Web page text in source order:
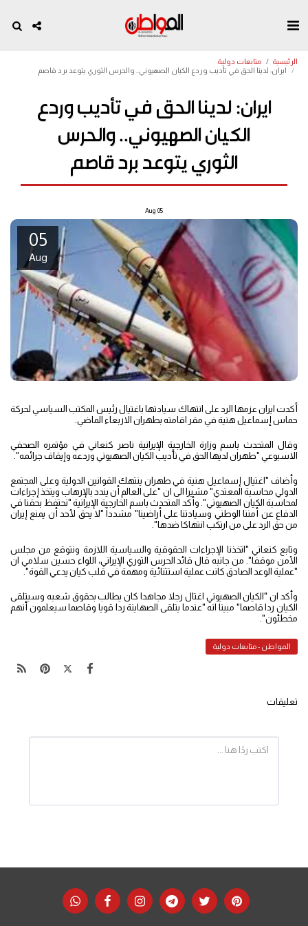
الرئيسية
متابعات دولية
ايران: لدينا الحق في تأديب وردع الكيان الصهيوني.. والحرس الثوري يتوعد برد قاصم
ايران: لدينا الحق في تأديب وردع
الكيان الصهيوني.. والحرس
الثوري يتوعد برد قاصم
05
Aug
05
Aug
أكدت ايران عزمها الرد على انتهاك سيادتها باغتيال رئيس المكتب السياسي لحركة
حماس إسماعيل هنية في مقر اقامته بطهران الاربعاء الماضي.
وقال المتحدث باسم وزارة الخارجية الإيرانية ناصر كنعاني في مؤتمره الصحفي
الاسبوعي "طهران لديها الحق في تأديب الكيان الصهيوني وردعه وإيقاف جرائمه".
وأضاف "اغتيال إسماعيل هنية في طهران ينتهك القوانين الدولية وعلى المجتمع
الدولي محاسبة المعتدي" مشيرا الى ان "على العالم أن يندد بالإرهاب ويتخذ إجراءات
لمحاسبة الكيان الصهيوني". وأكد المتحدث باسم الخارجية الإيرانية "نحتفظ بحقنا في
الدفاع عن أمننا الوطني وسيادتنا على أراضينا" مشدداً "لا يحق لأحد أن يمنع إيران
من حق الرد على من ارتكب انتهاكا ضدها".
وتابع كنعاني "اتخذنا الإجراءات الحقوقية والسياسية اللازمة ونتوقع من مجلس
الأمن موقفا". من جانبه قال قائد الحرس الثوري الإيراني، اللواء حسين سلامي ان
"عملية الوعد الصادق كانت عملية استثنائية ومهمة في قلب كيان يدعي القوة".
وأكد ان "الكيان الصهيوني اغتال رجلا مجاهدا كان يطالب بحقوق شعبه وسيتلقى
الكيان ردا قاصما" مبينا انه "عندما يتلقى الصهاينة ردا قويا وقاصما سيعلمون أنهم
مخطئون".
المواطن - متابعات دولية
تعليقات